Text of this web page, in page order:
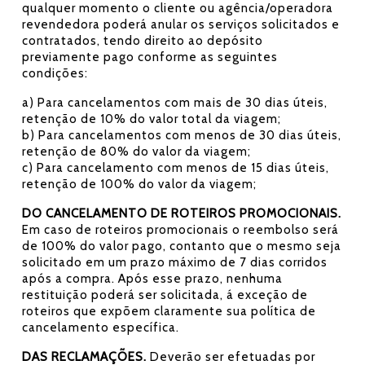
qualquer momento o cliente ou agência/operadora
revendedora poderá anular os serviços solicitados e
contratados, tendo direito ao depósito
previamente pago conforme as seguintes
condições:
a) Para cancelamentos com mais de 30 dias úteis,
retenção de 10% do valor total da viagem;
b) Para cancelamentos com menos de 30 dias úteis,
retenção de 80% do valor da viagem;
c) Para cancelamento com menos de 15 dias úteis,
retenção de 100% do valor da viagem;
DO CANCELAMENTO DE ROTEIROS PROMOCIONAIS.
Em caso de roteiros promocionais o reembolso será
de 100% do valor pago, contanto que o mesmo seja
solicitado em um prazo máximo de 7 dias corridos
após a compra. Após esse prazo, nenhuma
restituição poderá ser solicitada, á exceção de
roteiros que expõem claramente sua política de
cancelamento específica.
DAS RECLAMAÇÕES. Deverão ser efetuadas por